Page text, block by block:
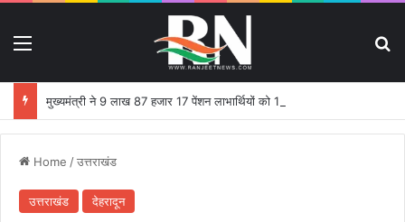
Home /उत्तराखंड
उत्तराखंड देहरादून